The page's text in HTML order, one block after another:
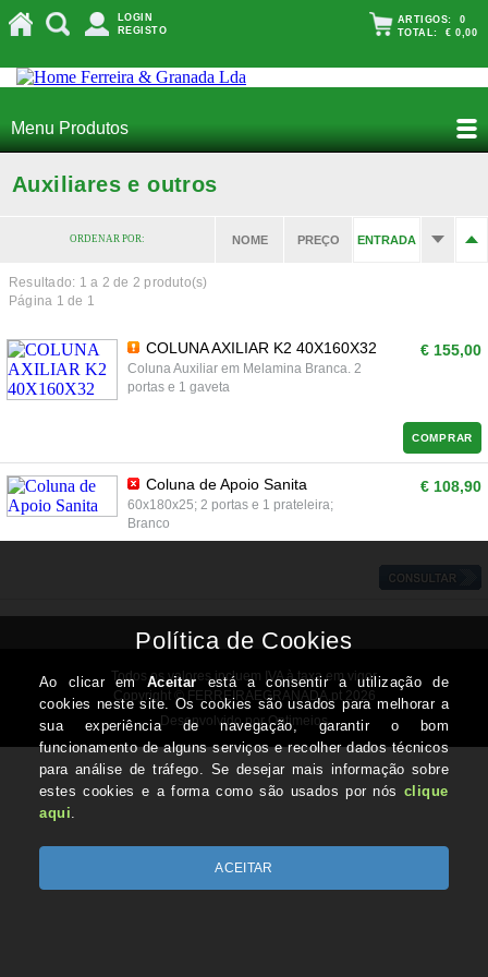
LOGIN
REGISTO
ARTIGOS: 0
TOTAL: € 0,00
Menu Produtos
Auxiliares e outros
ORDENAR POR: NOME PREÇO ENTRADA
Resultado: 1 a 2 de 2 produto(s)
Página 1 de 1
COLUNA AXILIAR K2 40X160X32
Coluna Auxiliar em Melamina Branca. 2
portas e 1 gaveta
€ 155,00
COMPRAR
Coluna de Apoio Sanita
60x180x25; 2 portas e 1 prateleira;
Branco
€ 108,90
Todos os valores incluem IVA à taxa em vigor
Copyright © FERREIRAEGRANADA.pt 2026
Desenvolvido por Optimeios